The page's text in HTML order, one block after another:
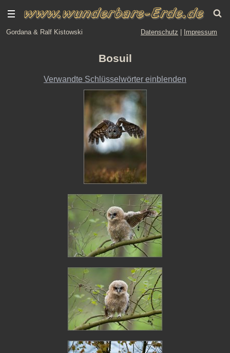
Gordana & Ralf Kistowski Datenschutz Impressum
Bosuil
Verwandte Schlüsselwörter einblenden